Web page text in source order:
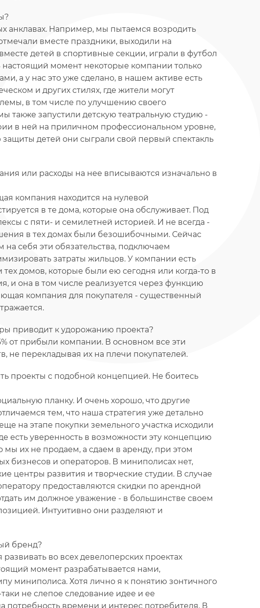
анклавах. Например, мы пытаемся возродить
вместе праздники, выходили на
детей в спортивные секции, играли в футбол
момент некоторые компании только
а у нас это уже сделано, в нашем активе есть
и других стилях, где жители могут
в том числе по улучшению своего
запустили детскую театральную студию -
в ней на приличном профессиональном уровне,
детей они сыграли свой первый спектакль
или расходы на нее вписываются изначально в
компания находится на нулевой
в те дома, которые она обслуживает. Под
с пяти- и семилетней историей. И не всегда -
в тех домах были безошибочными. Сейчас
себя эти обязательства, подключаем
затраты жильцов. У компании есть
домов, которые были ею сегодня или когда-то в
и она в том числе реализуется через функцию
компания для покупателя - существенный
приводит к удорожанию проекта?
от прибыли компании. В основном все эти
не перекладывая их на плечи покупателей.
проекты с подобной концепцией. Не боитесь
планку. И очень хорошо, что другие
тем, что наша стратегия уже детально
на этапе покупки земельного участка исходили
есть уверенность в возможности эту концепцию
их не продаем, а сдаем в аренду, при этом
бизнесов и операторов. В миниполисах нет,
центры развития и творческие студии. В случае
предоставляются скидки по арендной
им должное уважение - в большинстве своем
Интуитивно они разделяют и
бренд?
во всех девелоперских проектах
момент разрабатывается нами,
миниполиса. Хотя лично я к понятию зонтичного
не слепое следование идее и ее
потребность времени и интерес потребителя. В